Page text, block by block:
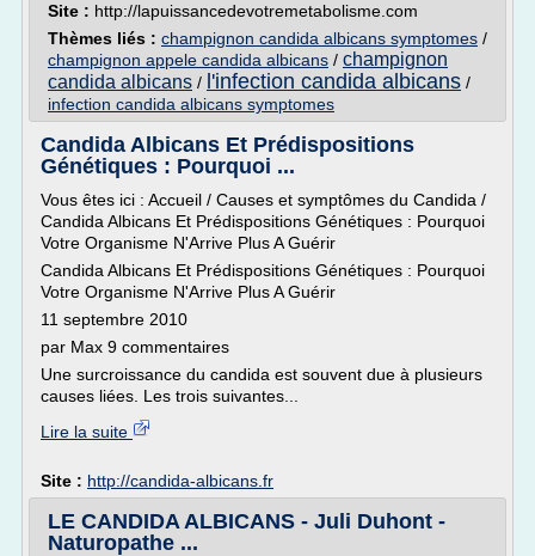
Site : http://lapuissancedevotremetabolisme.com
Thèmes liés : champignon candida albicans symptomes /
champignon appele candida albicans / champignon
candida albicans / l'infection candida albicans /
infection candida albicans symptomes
Candida Albicans Et Prédispositions
Génétiques : Pourquoi ...
Vous êtes ici : Accueil / Causes et symptômes du Candida /
Candida Albicans Et Prédispositions Génétiques : Pourquoi
Votre Organisme N'Arrive Plus A Guérir
Candida Albicans Et Prédispositions Génétiques : Pourquoi
Votre Organisme N'Arrive Plus A Guérir
11 septembre 2010
par Max 9 commentaires
Une surcroissance du candida est souvent due à plusieurs
causes liées. Les trois suivantes...
Lire la suite
Site : http://candida-albicans.fr
LE CANDIDA ALBICANS - Juli Duhont -
Naturopathe ...